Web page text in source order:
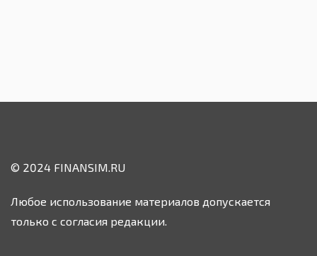
© 2024 FINANSIM.RU
Любое использование материалов допускается
только с согласия редакции.